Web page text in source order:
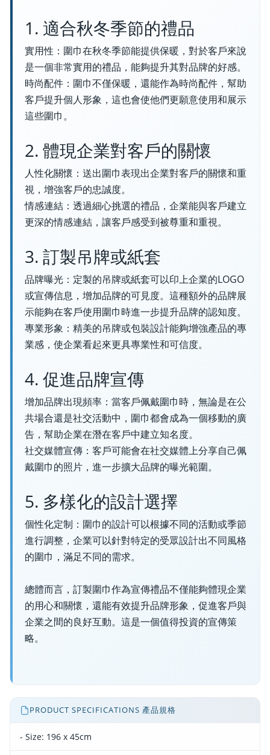
1. 適合秋冬季節的禮品
實用性：圍巾在秋冬季節能提供保暖，對於客戶來說
是一個非常實用的禮品，能夠提升其對品牌的好感。
時尚配件：圍巾不僅保暖，還能作為時尚配件，幫助
客戶提升個人形象，這也會使他們更願意使用和展示
這些圍巾。
2. 體現企業對客戶的關懷
人性化關懷：送出圍巾表現出企業對客戶的關懷和重
視，增強客戶的忠誠度。
情感連結：透過細心挑選的禮品，企業能與客戶建立
更深的情感連結，讓客戶感受到被尊重和重視。
3. 訂製吊牌或紙套
品牌曝光：定製的吊牌或紙套可以印上企業的LOGO
或宣傳信息，增加品牌的可見度。這種額外的品牌展
示能夠在客戶使用圍巾時進一步提升品牌的認知度。
專業形象：精美的吊牌或包裝設計能夠增強產品的專
業感，使企業看起來更具專業性和可信度。
4. 促進品牌宣傳
增加品牌出現頻率：當客戶佩戴圍巾時，無論是在公
共場合還是社交活動中，圍巾都會成為一個移動的廣
告，幫助企業在潛在客戶中建立知名度。
社交媒體宣傳：客戶可能會在社交媒體上分享自己佩
戴圍巾的照片，進一步擴大品牌的曝光範圍。
5. 多樣化的設計選擇
個性化定制：圍巾的設計可以根據不同的活動或季節
進行調整，企業可以針對特定的受眾設計出不同風格
的圍巾，滿足不同的需求。
總體而言，訂製圍巾作為宣傳禮品不僅能夠體現企業
的用心和關懷，還能有效提升品牌形象，促進客戶與
企業之間的良好互動。這是一個值得投資的宣傳策
略。
PRODUCT SPECIFICATIONS 產品規格
- Size: 196 x 45cm